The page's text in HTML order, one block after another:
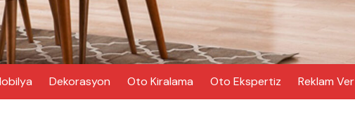
Dekorasyon Oto Kiralama Oto Ekspertiz Reklam Ver